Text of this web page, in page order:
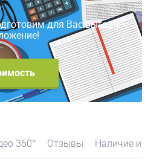
для Вас выгодное
360° Отзывы Наличие и